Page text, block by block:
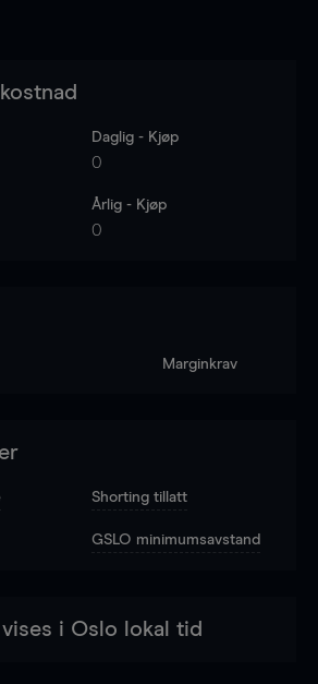
Daglig - Kjøp
0
Årlig - Kjøp
0
Marginkrav
Shorting tillatt
GSLO minimumsavstand
i Oslo lokal tid